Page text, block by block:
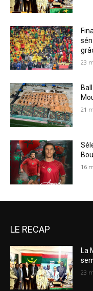
23
21
16
LE RECAP
La
23